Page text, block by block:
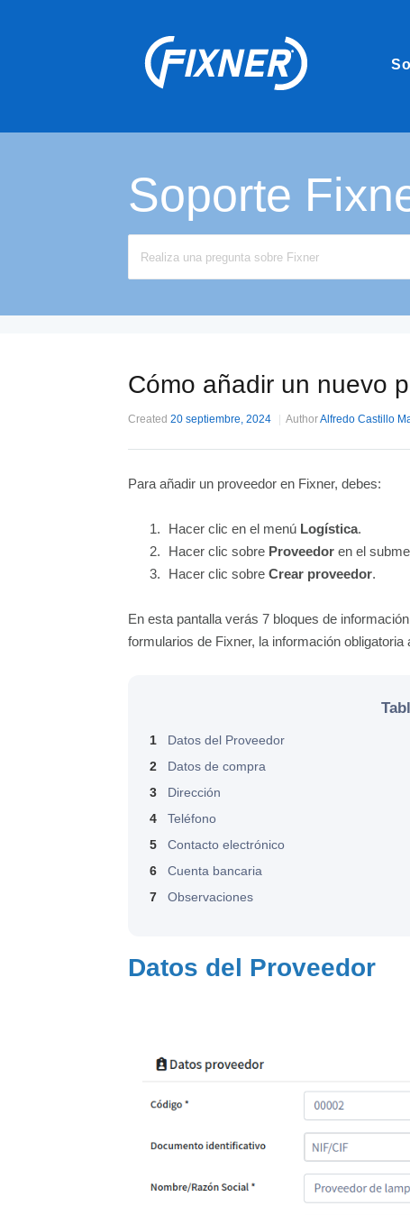
Soporte
Cómo añadir un nuevo
Created 20 septiembre, 2024 AuthorAlfredo Castillo
Para añadir un proveedor en Fixner, debes:
Hacer clic en el menú Logística.
Hacer clic sobre Proveedor en el
Hacer clic sobre Crear proveedor.
En esta pantalla verás 7 bloques de
formularios de Fixner, la información
1
Datos del Proveedor
2
Datos de compra
3
Dirección
4
Teléfono
5
Contacto electrónico
6
Cuenta bancaria
7
Observaciones
Datos del Proveedor